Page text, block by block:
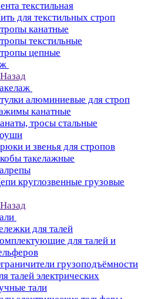
текстильная
для текстильных строп
канатные
текстильные
цепные
Назад
алюминиевые для строп
канатные
тросы стальные
и звенья для стропов
такелажные
круглозвенные грузовые
Назад
для талей
для талей и
грузоподъёмности
талей электрических
тали